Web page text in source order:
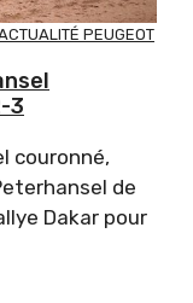
PEUGEOT
3
couronné,
de
Dakar pour